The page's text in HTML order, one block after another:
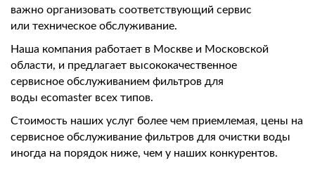
важно организовать соответствующий сервис
или техническое обслуживание.
Наша компания работает в Москве и Московской
области, и предлагает высококачественное
сервисное обслуживанием фильтров для
воды ecomaster всех типов.
Стоимость наших услуг более чем приемлемая, цены на
сервисное обслуживание фильтров для очистки воды
иногда на порядок ниже, чем у наших конкурентов.